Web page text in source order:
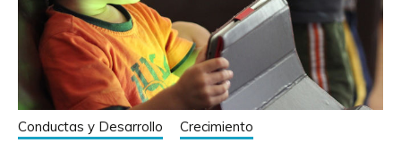
Conductas y Desarrollo Crecimiento